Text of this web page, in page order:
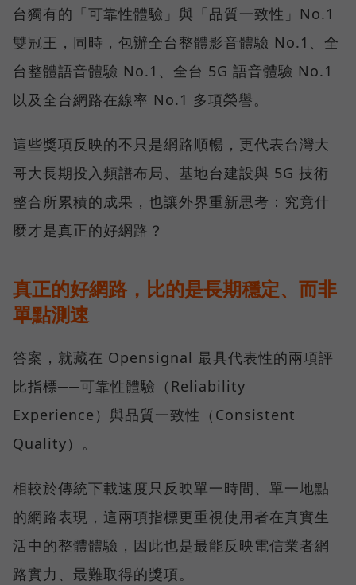
台獨有的「可靠性體驗」與「品質一致性」No.1
雙冠王，同時，包辦全台整體影音體驗 No.1、全
台整體語音體驗 No.1、全台 5G 語音體驗 No.1
以及全台網路在線率 No.1 多項榮譽。
這些獎項反映的不只是網路順暢，更代表台灣大
哥大長期投入頻譜布局、基地台建設與 5G 技術
整合所累積的成果，也讓外界重新思考：究竟什
麼才是真正的好網路？
真正的好網路，比的是長期穩定、而非
單點測速
答案，就藏在 Opensignal 最具代表性的兩項評
比指標──可靠性體驗（Reliability
Experience）與品質一致性（Consistent
Quality）。
相較於傳統下載速度只反映單一時間、單一地點
的網路表現，這兩項指標更重視使用者在真實生
活中的整體體驗，因此也是最能反映電信業者網
路實力、最難取得的獎項。